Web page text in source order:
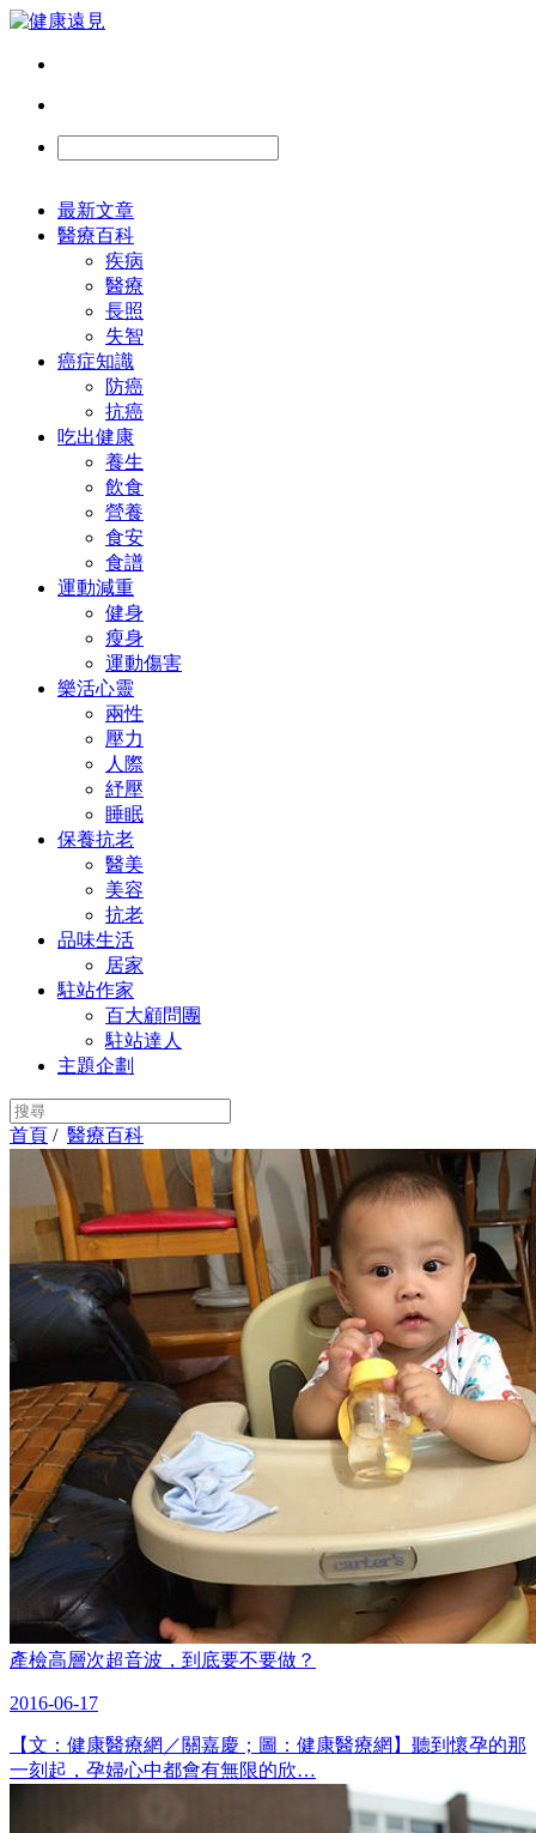
最新文章
醫療百科
疾病
醫療
長照
失智
癌症知識
防癌
抗癌
吃出健康
養生
飲食
營養
食安
食譜
運動減重
健身
瘦身
運動傷害
樂活心靈
兩性
壓力
人際
紓壓
睡眠
保養抗老
醫美
美容
抗老
品味生活
居家
駐站作家
百大顧問團
駐站達人
主題企劃
首頁 / 醫療百科
產檢高層次超音波，到底要不要做？
2016-06-17
【文：健康醫療網／關嘉慶；圖：健康醫療網】聽到懷孕的那
一刻起，孕婦心中都會有無限的欣…